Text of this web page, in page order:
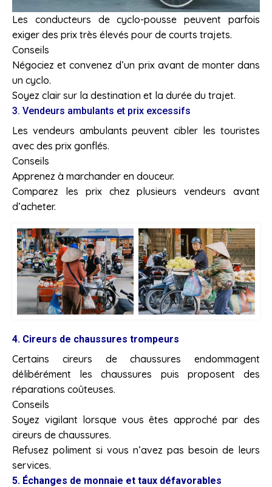
Les conducteurs de cyclo-pousse peuvent parfois
exiger des prix très élevés pour de courts trajets.
Conseils
Négociez et convenez d’un prix avant de monter dans
un cyclo.
Soyez clair sur la destination et la durée du trajet.
3. Vendeurs ambulants et prix excessifs
Les vendeurs ambulants peuvent cibler les touristes
avec des prix gonflés.
Conseils
Apprenez à marchander en douceur.
Comparez les prix chez plusieurs vendeurs avant
d’acheter.
4. Cireurs de chaussures trompeurs
Certains cireurs de chaussures endommagent
délibérément les chaussures puis proposent des
réparations coûteuses.
Conseils
Soyez vigilant lorsque vous êtes approché par des
cireurs de chaussures.
Refusez poliment si vous n’avez pas besoin de leurs
services.
5. Échanges de monnaie et taux défavorables